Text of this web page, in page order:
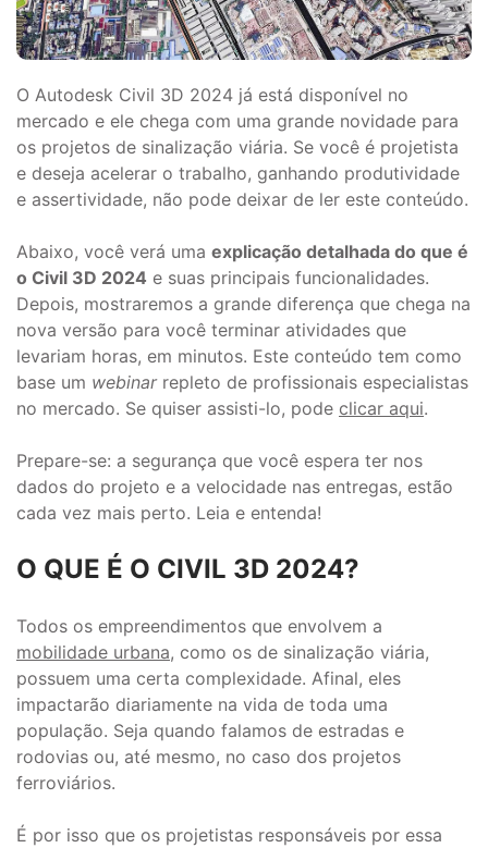
O Autodesk Civil 3D 2024 já está disponível no
mercado e ele chega com uma grande novidade para
os projetos de sinalização viária. Se você é projetista
e deseja acelerar o trabalho, ganhando produtividade
e assertividade, não pode deixar de ler este conteúdo.
Abaixo, você verá uma explicação detalhada do que é
o Civil 3D 2024 e suas principais funcionalidades.
Depois, mostraremos a grande diferença que chega na
nova versão para você terminar atividades que
levariam horas, em minutos. Este conteúdo tem como
base um webinarrepleto de profissionais especialistas
no mercado. Se quiser assisti-lo, pode clicar aqui.
Prepare-se: a segurança que você espera ter nos
dados do projeto e a velocidade nas entregas, estão
cada vez mais perto. Leia e entenda!
O QUE É O CIVIL 3D 2024?
Todos os empreendimentos que envolvem a
mobilidade urbana, como os de sinalização viária,
possuem uma certa complexidade. Afinal, eles
impactarão diariamente na vida de toda uma
população. Seja quando falamos de estradas e
rodovias ou, até mesmo, no caso dos projetos
ferroviários.
É por isso que os projetistas responsáveis por essa